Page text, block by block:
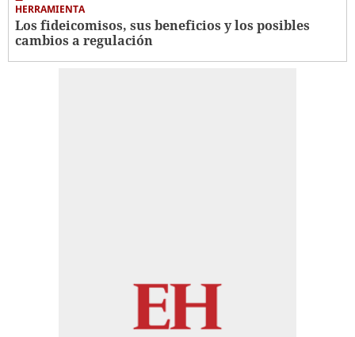
HERRAMIENTA
Los fideicomisos, sus beneficios y los posibles
cambios a regulación